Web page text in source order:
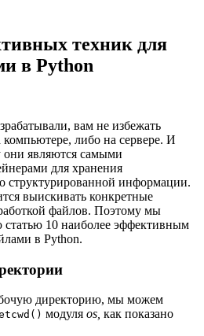
техник для
в Python
вам не избежать
либо на сервере. И
они являются самыми
для хранения
структурированной информации.
выискивать конкретные
файлов. Поэтому мы
10 наиболее эффективным
в Python.
директорию, мы можем
модуля os, как показано